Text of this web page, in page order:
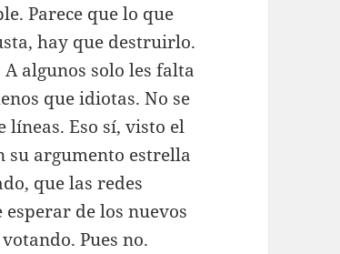
Parece que lo que
hay que destruirlo.
A algunos solo les falta
que idiotas. No se
líneas. Eso sí, visto el
su argumento estrella
que las redes
de los nuevos
Pues no.